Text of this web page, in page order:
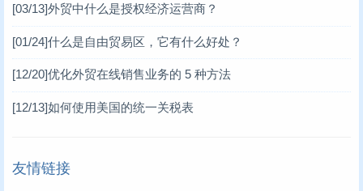
[03/13]外贸中什么是授权经济运营商？
[01/24]什么是自由贸易区，它有什么好处？
[12/20]优化外贸在线销售业务的 5 种方法
[12/13]如何使用美国的统一关税表
友情链接